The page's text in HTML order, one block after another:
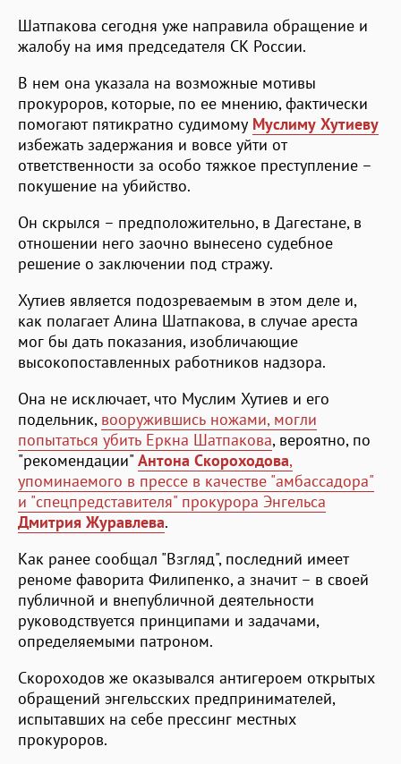
Шатпакова сегодня уже направила обращение и
жалобу на имя председателя СК России.
В нем она указала на возможные мотивы
прокуроров, которые, по ее мнению, фактически
помогают пятикратно судимому Муслиму Хутиеву
избежать задержания и вовсе уйти от
ответственности за особо тяжкое преступление –
покушение на убийство.
Он скрылся – предположительно, в Дагестане, в
отношении него заочно вынесено судебное
решение о заключении под стражу.
Хутиев является подозреваемым в этом деле и,
как полагает Алина Шатпакова, в случае ареста
мог бы дать показания, изобличающие
высокопоставленных работников надзора.
Она не исключает, что Муслим Хутиев и его
подельник, вооружившись ножами, могли
попытаться убить Еркна Шатпакова, вероятно, по
"рекомендации" Антона Скороходова,
упоминаемого в прессе в качестве "амбассадора"
и "спецпредставителя" прокурора Энгельса
Дмитрия Журавлева.
Как ранее сообщал "Взгляд", последний имеет
реноме фаворита Филипенко, а значит – в своей
публичной и внепубличной деятельности
руководствуется принципами и задачами,
определяемыми патроном.
Скороходов же оказывался антигероем открытых
обращений энгельсских предпринимателей,
испытавших на себе прессинг местных
прокуроров.